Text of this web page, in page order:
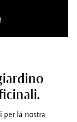
per la nostra